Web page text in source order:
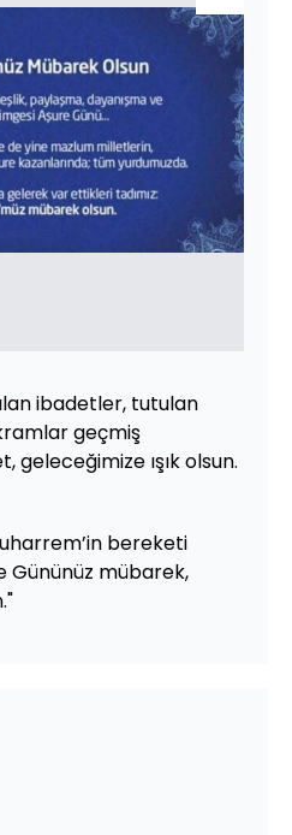
ibadetler, tutulan
geçmiş
geleceğimize ışık olsun.
bereketi
Gününüz mübarek,